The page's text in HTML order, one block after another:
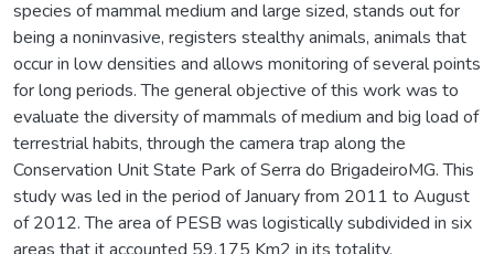
species of mammal medium and large sized, stands out for
being a noninvasive, registers stealthy animals, animals that
occur in low densities and allows monitoring of several points
for long periods. The general objective of this work was to
evaluate the diversity of mammals of medium and big load of
terrestrial habits, through the camera trap along the
Conservation Unit State Park of Serra do BrigadeiroMG. This
study was led in the period of January from 2011 to August
of 2012. The area of PESB was logistically subdivided in six